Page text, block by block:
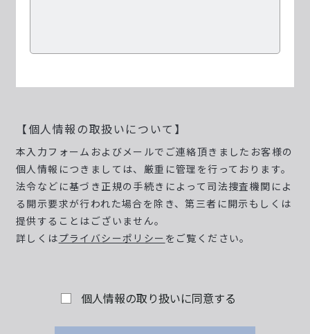
【個人情報の取扱いについて】
本入力フォームおよびメールでご連絡頂きましたお客様の
個人情報につきましては、厳重に管理を行っております。
法令などに基づき正規の手続きによって司法捜査機関によ
る開示要求が行われた場合を除き、第三者に開示もしくは
提供することはございません。
詳しくはプライバシーポリシー をご覧ください。
個人情報の取り扱いに同意する